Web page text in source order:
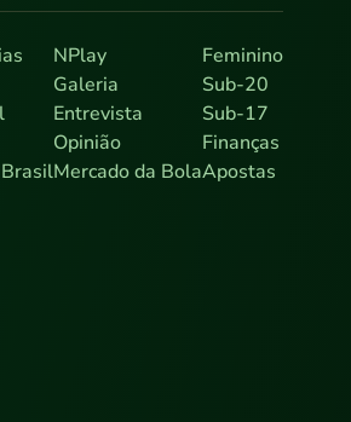
NPlay
Galeria
Entrevista
Opinião
Mercado da Bola
Feminino
Sub-20
Sub-17
Finanças
Apostas